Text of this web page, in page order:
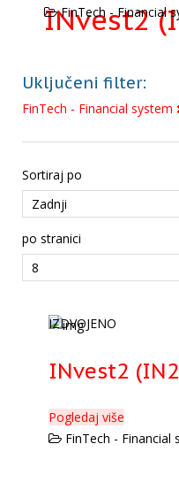
FinTech - Financial
INvest2
Uključeni filter:
FinTech - Financial system
Sortiraj po
po stranici
IZDVOJENO
INvest2
Pogledaj više
FinTech - Financial